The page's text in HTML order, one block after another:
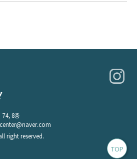
74, 8층
right reserved.
TOP